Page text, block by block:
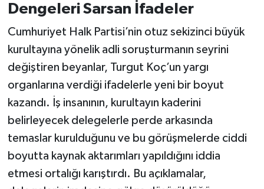
Dengeleri Sarsan İfadeler
Cumhuriyet Halk Partisi’nin otuz sekizinci büyük
kurultayına yönelik adli soruşturmanın seyrini
değiştiren beyanlar, Turgut Koç’un yargı
organlarına verdiği ifadelerle yeni bir boyut
kazandı. İş insanının, kurultayın kaderini
belirleyecek delegelerle perde arkasında
temaslar kurulduğunu ve bu görüşmelerde ciddi
boyutta kaynak aktarımları yapıldığını iddia
etmesi ortalığı karıştırdı. Bu açıklamalar,